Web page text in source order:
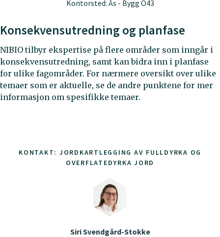
Kontorsted: Ås - Bygg O43
Konsekvensutredning og planfase
NIBIO tilbyr ekspertise på flere områder som inngår i
konsekvensutredning, samt kan bidra inn i planfase
for ulike fagområder. For nærmere oversikt over ulike
temaer som er aktuelle, se de andre punktene for mer
informasjon om spesifikke temaer.
KONTAKT: JORDKARTLEGGING AV FULLDYRKA OG
OVERFLATEDYRKA JORD
Siri Svendgård-Stokke